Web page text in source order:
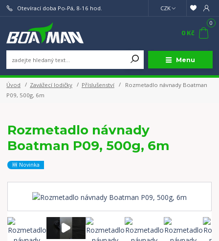
Menu
CZK
Otevírací doba Po-Pá, 8-16 hod.
0
0 Kč
Úvod Zavážecí lodičky Příslušenství
Rozmetadlo návnady Boatman
P09, 500g, 6m
Rozmetadlo návnady
Boatman P09, 500g, 6m
🆕 Novinka